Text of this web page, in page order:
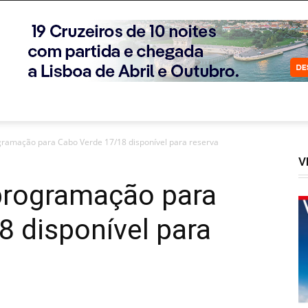
para Cabo Verde 17/18 disponível para reserva
para
disponível para